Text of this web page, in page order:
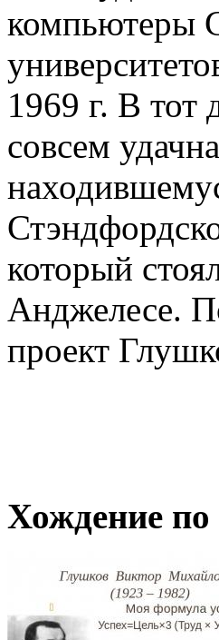
компьютеры
1969 г. В тот
совсем
который
Анджелесе.
проект
Хождение